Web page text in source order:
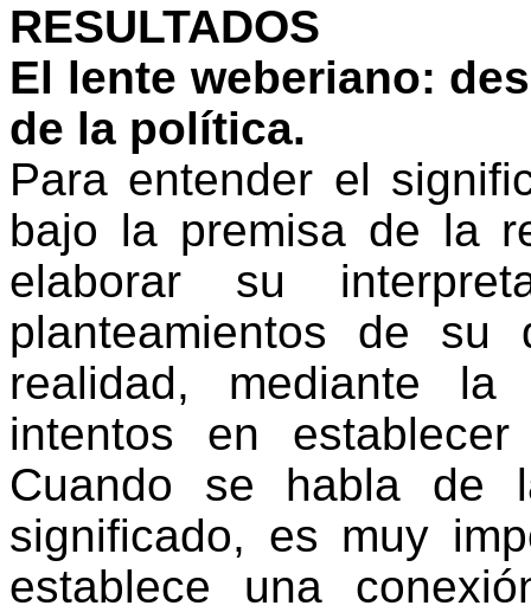
RESULTADOS
El lente weberiano:
de la política.
Para entender el
bajo la premisa de la
elaborar su
planteamientos de su
realidad, mediante
intentos en
Cuando se habla de
significado, es muy
establece una